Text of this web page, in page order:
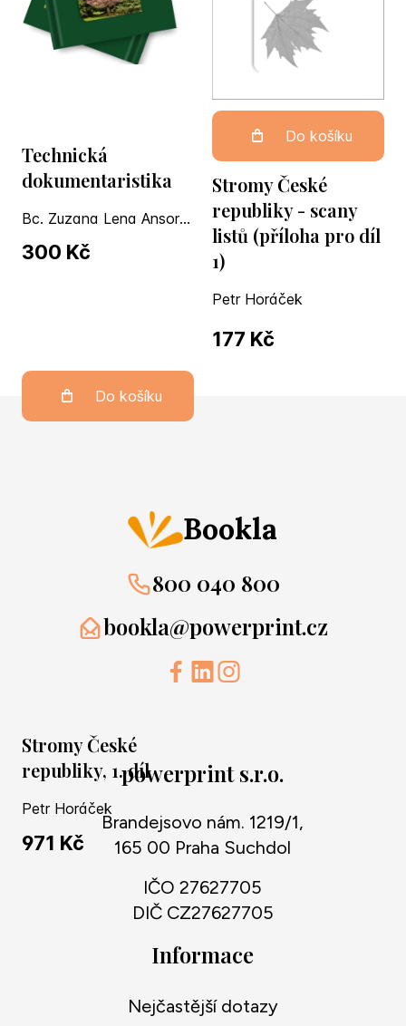
Technická
dokumentaristika
Bc. Zuzana Lena Ansorgová
300 Kč
Do košíku
Stromy České
republiky, 1. díl
Petr Horáček
971 Kč
Do košíku
Stromy České
republiky - scany
listů (příloha pro díl
1)
Petr Horáček
177 Kč
Bookla
800 040 800
bookla@powerprint.cz
powerprint s.r.o.
Brandejsovo nám. 1219/1,
165 00 Praha Suchdol
IČO 27627705
DIČ CZ27627705
Informace
Nejčastější dotazy